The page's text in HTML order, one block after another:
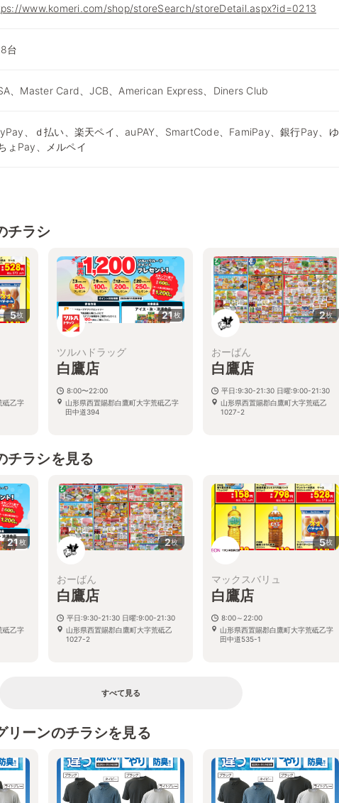
www.komeri.com/shop/storeSearch/storeDetail.aspx?id=0213
台
、Master Card、JCB、American Express、Diners Club
、ｄ払い、楽天ペイ、auPAY、SmartCode、FamiPay、銀行Pay、ゆ
ょPay、メルペイ
チラシ
5枚
砥乙字
21枚
ツルハドラッグ
白鷹店
8:00〜22:00
山形県西置賜郡白鷹町大字荒砥乙字
田中道394
2枚
おーばん
白鷹店
平日:9:30-21:30 日曜:9:00-21:30
山形県西置賜郡白鷹町大字荒砥乙
1027-2
チラシを見る
21枚
砥乙字
2枚
おーばん
白鷹店
平日:9:30-21:30 日曜:9:00-21:30
山形県西置賜郡白鷹町大字荒砥乙
1027-2
5枚
マックスバリュ
白鷹店
8:00～22:00
山形県西置賜郡白鷹町大字荒砥乙字
田中道535-1
すべて見る
リーンのチラシを見る